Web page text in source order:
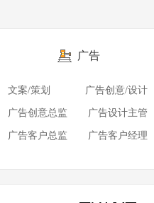
广告
文案/策划 广告创意/设计
广告创意总监 广告设计主管
广告客户总监 广告客户经理